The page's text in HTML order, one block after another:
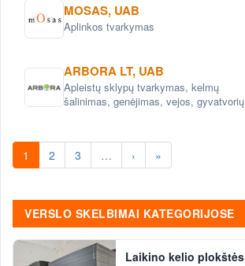
MOSAS, UAB
Aplinkos tvarkymas
ARBORA LT, UAB
Apleistų sklypų tvarkymas, kelmų
šalinimas, genėjimas, vejos, gyvatvorių
1 2 3 … › »
VERSLO SKELBIMAI KATEGORIJOSE
Laikino kelio plokštės